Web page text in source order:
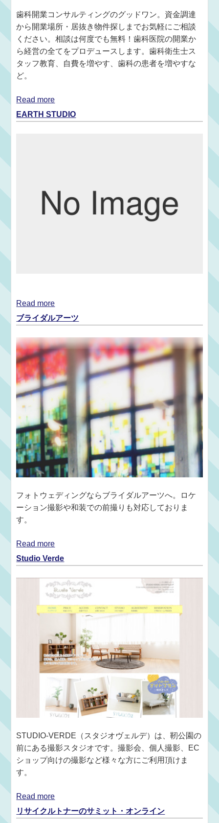
歯科開業コンサルティングのグッドワン。資金調達
から開業場所・居抜き物件探しまでお気軽にご相談
ください。相談は何度でも無料！歯科医院の開業か
ら経営の全てをプロデュースします。歯科衛生士ス
タッフ教育、自費を増やす、歯科の患者を増やすな
ど。
Read more
EARTH STUDIO
Read more
ブライダルアーツ
フォトウェディングならブライダルアーツへ。ロケ
ーション撮影や和装での前撮りも対応しておりま
す。
Read more
Studio Verde
STUDIO-VERDE（スタジオヴェルデ）は、靭公園の
前にある撮影スタジオです。撮影会、個人撮影、EC
ショップ向けの撮影など様々な方にご利用頂けま
す。
Read more
リサイクルトナーのサミット・オンライン